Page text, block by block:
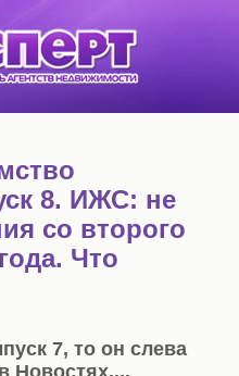
8. ИЖС: не
со второго
Что
7, то он слева
Новостях....